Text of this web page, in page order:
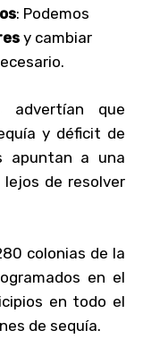
: Podemos
y cambiar
advertían que
y déficit de
apuntan a una
de resolver
colonias de la
en el
en todo el
de sequía.